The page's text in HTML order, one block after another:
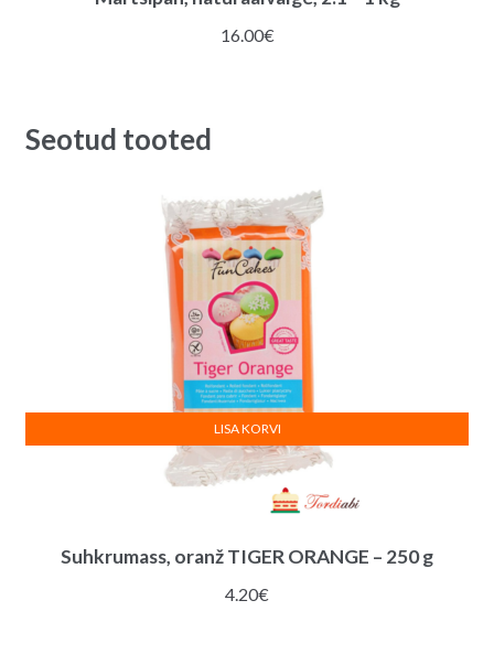
16.00€
Seotud tooted
Suhkrumass, oranž TIGER ORANGE – 250 g
4.20€
LISA KORVI